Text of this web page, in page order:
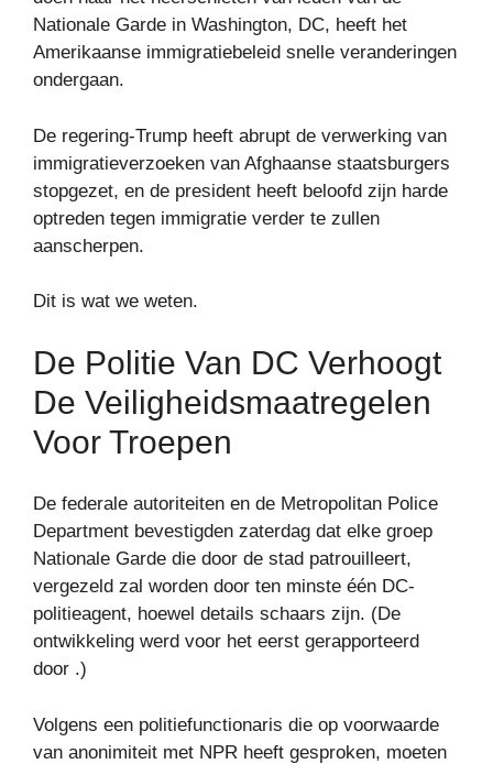
Nationale Garde in Washington, DC, heeft het
Amerikaanse immigratiebeleid snelle veranderingen
ondergaan.
De regering-Trump heeft abrupt de verwerking van
immigratieverzoeken van Afghaanse staatsburgers
stopgezet, en de president heeft beloofd zijn harde
optreden tegen immigratie verder te zullen
aanscherpen.
Dit is wat we weten.
De Politie Van DC Verhoogt
De Veiligheidsmaatregelen
Voor Troepen
De federale autoriteiten en de Metropolitan Police
Department bevestigden zaterdag dat elke groep
Nationale Garde die door de stad patrouilleert,
vergezeld zal worden door ten minste één DC-
politieagent, hoewel details schaars zijn. (De
ontwikkeling werd voor het eerst gerapporteerd
door .)
Volgens een politiefunctionaris die op voorwaarde
van anonimiteit met NPR heeft gesproken, moeten